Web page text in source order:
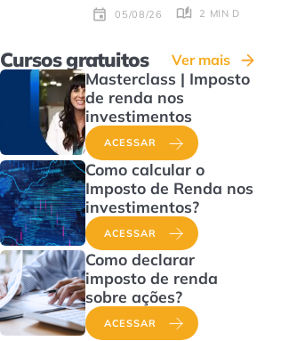
05/08/26 2 MIN DE LEITURA
Cursos gratuitos Ver mais
Masterclass | Imposto
de renda nos
investimentos
ACESSAR
Como calcular o
Imposto de Renda nos
investimentos?
ACESSAR
Como declarar
imposto de renda
sobre ações?
ACESSAR